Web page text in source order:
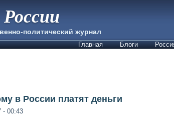
политический журнал
Главная Блоги
в России платят деньги
- 00:43